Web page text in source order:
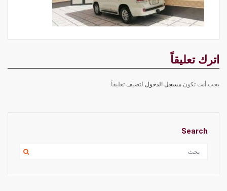
اترك تعليقاً
يجب أنت تكون مسجل الدخول لتضيف تعليقاً.
Search